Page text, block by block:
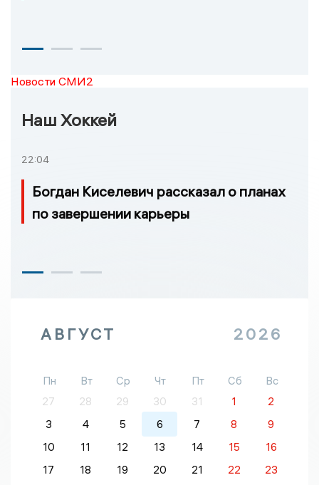
Новости СМИ2
Наш Хоккей
22:04
Богдан Киселевич рассказал о планах
по завершении карьеры
АВГУСТ 2026
Пн Вт Ср Чт Пт Сб
Вс
27
28 29 30 31 1
2
3
4 5 6 7 8
9
10
11 12 13 14 15
16
17
18 19 20 21 22
23